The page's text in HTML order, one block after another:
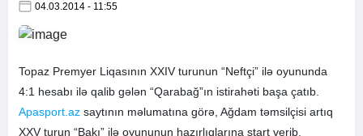
04.03.2014 - 11:55
Topaz Premyer Liqasının XXIV turunun “Neftçi” ilə oyununda
4:1 hesabı ilə qalib gələn “Qarabağ”ın istirahəti başa çatıb.
Apasport.az saytının məlumatına görə, Ağdam təmsilçisi artıq
XXV turun “Bakı” ilə oyununun hazırlıqlarına start verib.